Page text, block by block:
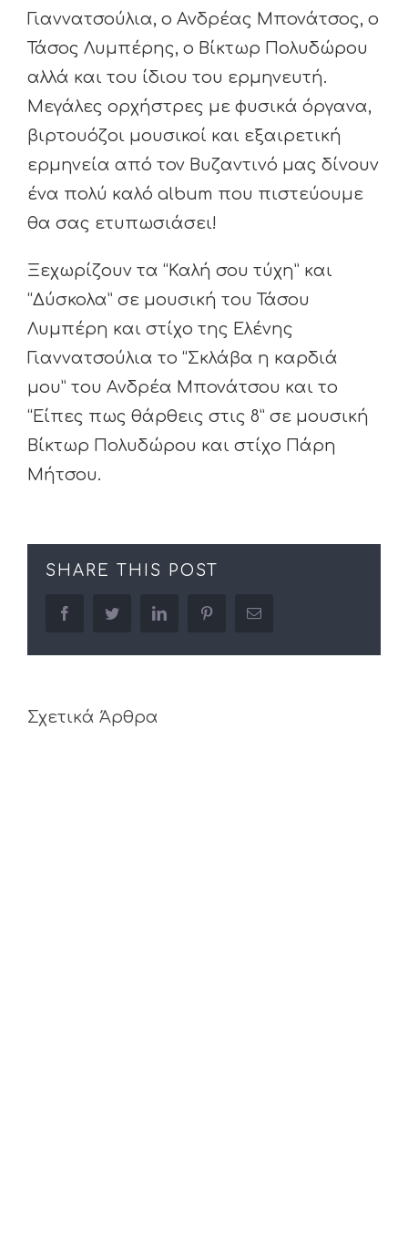
Γιαννατσούλια, ο Ανδρέας Μπονάτσος, ο
Τάσος Λυμπέρης, ο Βίκτωρ Πολυδώρου
αλλά και του ίδιου του ερμηνευτή.
Μεγάλες ορχήστρες με φυσικά όργανα,
βιρτουόζοι μουσικοί και εξαιρετική
ερμηνεία από τον Βυζαντινό μας δίνουν
ένα πολύ καλό album που πιστεύουμε
θα σας ετυπωσιάσει!
Ξεχωρίζουν τα “Καλή σου τύχη” και
“Δύσκολα” σε μουσική του Τάσου
Λυμπέρη και στίχο της Ελένης
Γιαννατσούλια το “Σκλάβα η καρδιά
μου” του Ανδρέα Μπονάτσου και το
“Είπες πως θάρθεις στις 8” σε μουσική
Βίκτωρ Πολυδώρου και στίχο Πάρη
Μήτσου.
SHARE THIS POST
facebooktwitter linkedin pinterestEmail
Σχετικά Άρθρα